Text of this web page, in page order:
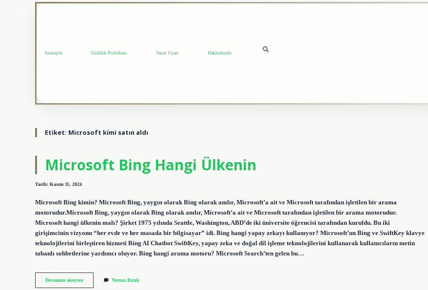
Anasayfa Gizlilik Politikası Yasal Uyarı Hakkımızda
Etiket: Microsoft kimi satın aldı
Microsoft Bing Hangi Ülkenin
Tarih: Kasım 11, 2024
Microsoft Bing kimin? Microsoft Bing, yaygın olarak Bing olarak anılır, Microsoft’a ait ve Microsoft tarafından işletilen bir arama
motorudur.Microsoft Bing, yaygın olarak Bing olarak anılır, Microsoft’a ait ve Microsoft tarafından işletilen bir arama motorudur.
Microsoft hangi ülkenin malı? Şirket 1975 yılında Seattle, Washington, ABD’de iki üniversite öğrencisi tarafından kuruldu. Bu iki
girişimcinin vizyonu “her evde ve her masada bir bilgisayar” idi. Bing hangi yapay zekayı kullanıyor? Microsoft’un Bing ve SwiftKey klavye
teknolojilerini birleştiren hizmeti Bing AI Chatbot SwiftKey, yapay zeka ve doğal dil işleme teknolojilerini kullanarak kullanıcıların metin
tabanlı sohbetlerine yardımcı oluyor. Bing hangi arama motoru? Microsoft Search’ten gelen bu…
Devamını okuyun
Bing
Yorum Bırak